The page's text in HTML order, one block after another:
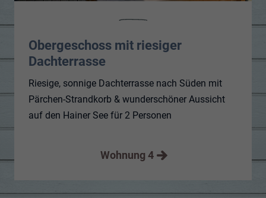
Obergeschoss mit riesiger
Dachterrasse
Riesige, sonnige Dachterrasse nach Süden mit
Pärchen-Strandkorb & wunderschöner Aussicht
auf den Hainer See für 2 Personen
Wohnung 4